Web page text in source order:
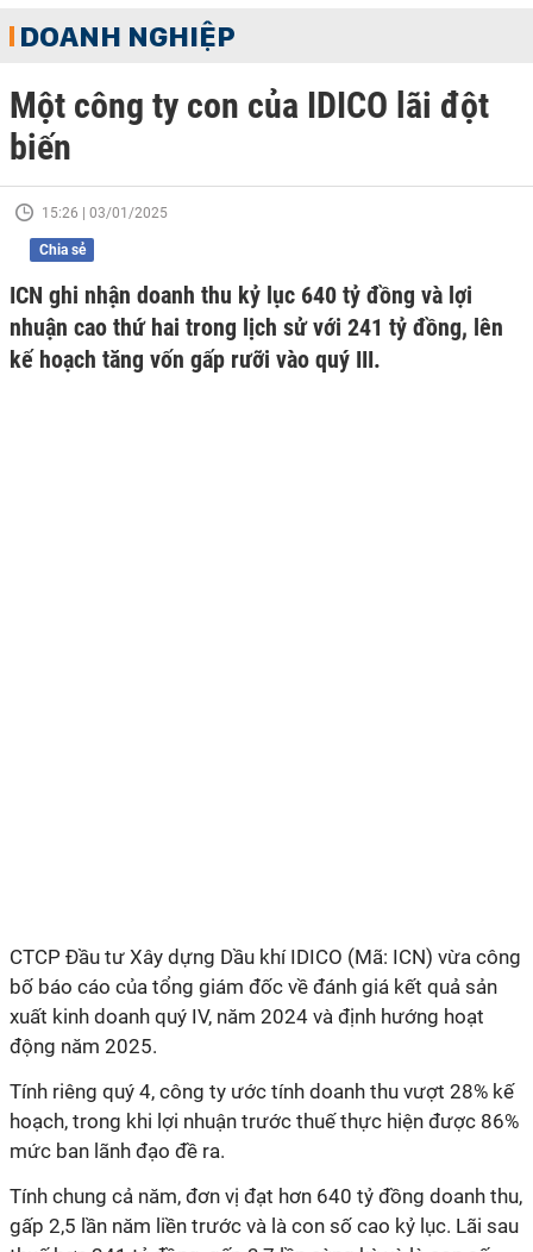
DOANH NGHIỆP
Một công ty con của IDICO lãi đột
biến
15:26 | 03/01/2025
Chia sẻ
ICN ghi nhận doanh thu kỷ lục 640 tỷ đồng và lợi
nhuận cao thứ hai trong lịch sử với 241 tỷ đồng, lên
kế hoạch tăng vốn gấp rưỡi vào quý III.
CTCP Đầu tư Xây dựng Dầu khí IDICO (Mã: ICN) vừa công
bố báo cáo của tổng giám đốc về đánh giá kết quả sản
xuất kinh doanh quý IV, năm 2024 và định hướng hoạt
động năm 2025.
Tính riêng quý 4, công ty ước tính doanh thu vượt 28% kế
hoạch, trong khi lợi nhuận trước thuế thực hiện được 86%
mức ban lãnh đạo đề ra.
Tính chung cả năm, đơn vị đạt hơn 640 tỷ đồng doanh thu,
gấp 2,5 lần năm liền trước và là con số cao kỷ lục. Lãi sau